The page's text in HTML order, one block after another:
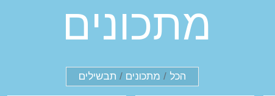
מתכונים
הכל / מתכונים / תבשילים